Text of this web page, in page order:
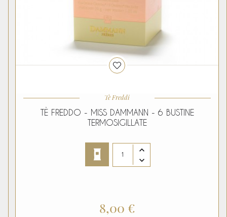
Tè Freddi
TÈ FREDDO - MISS DAMMANN - 6 BUSTINE
TERMOSIGILLATE
8,00 €